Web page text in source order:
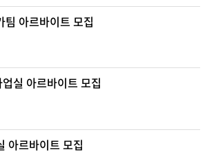
아르바이트 모집
실 아르바이트 모집
아르바이트 모집